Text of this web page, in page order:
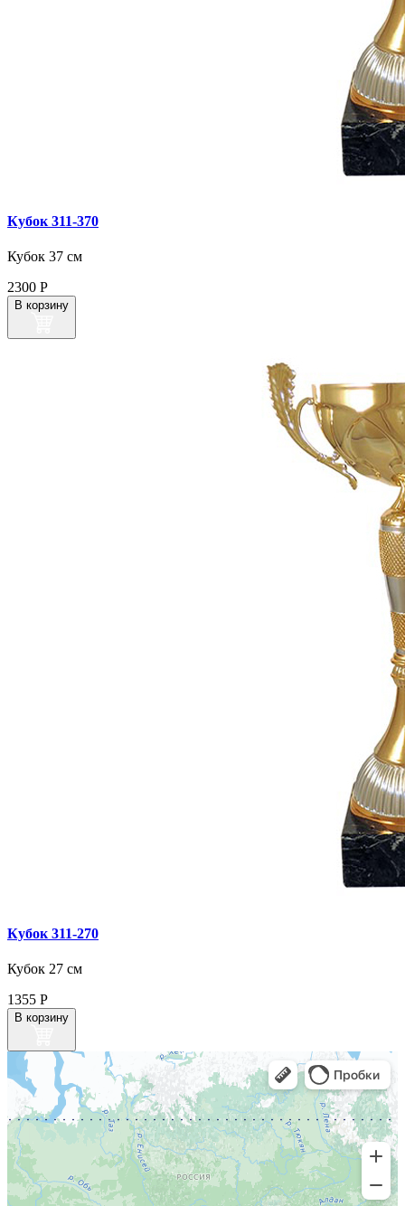
Кубок 311‑370
Кубок 37 см
2300 Р
В корзину
Кубок 311‑270
Кубок 27 см
1355 Р
В корзину